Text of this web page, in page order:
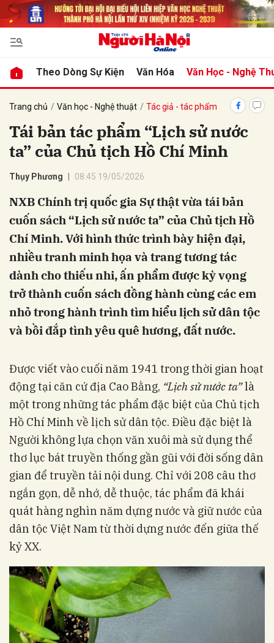
Theo Dòng Sự Kiện Văn Hóa Văn Học - Nghệ
Trang chủ Văn học - Nghệ thuật Tác giả - tác phẩm
Tái bản tác phẩm “Lịch sử nước
ta” của Chủ tịch Hồ Chí Minh
Thụy Phương 08:45 19/05/2026
NXB Chính trị quốc gia Sự thật vừa tái bản
cuốn sách “Lịch sử nước ta” của Chủ tịch Hồ
Chí Minh. Với hình thức trình bày hiện đại,
nhiều tranh minh họa và trang tương tác
dành cho thiếu nhi, ấn phẩm được kỳ vọng
trở thành cuốn sách đồng hành cùng các em
nhỏ trong hành trình tìm hiểu lịch sử dân tộc
và bồi đắp tình yêu quê hương, đất nước.
Được viết vào cuối năm 1941 trong thời gian hoạt
động tại căn cứ địa Cao Bằng, “Lịch sử nước ta”là
một trong những tác phẩm đặc biệt của Chủ tịch
Hồ Chí Minh về lịch sử dân tộc. Điều đặc biệt là
Người không lựa chọn văn xuôi mà sử dụng thể
thơ lục bát truyền thống gần gũi với đời sống dân
gian để truyền tải nội dung. Chỉ với 208 câu thơ
ngắn gọn, dễ nhớ, dễ thuộc, tác phẩm đã khái
quát hàng nghìn năm dựng nước và giữ nước của
dân tộc Việt Nam từ thời dựng nước đến giữa thế
kỷ XX.
luận
Hủy